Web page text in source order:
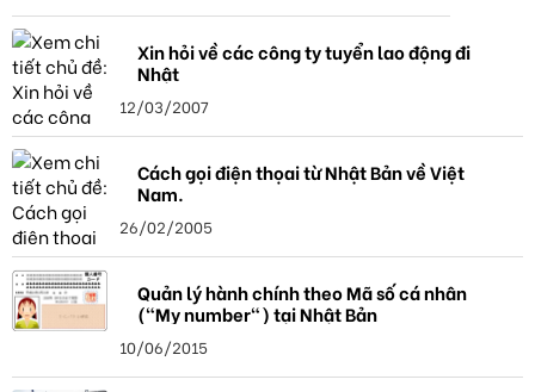
Xin hỏi về các công ty tuyển lao động đi
Nhật
12/03/2007
Cách gọi điện thọai từ Nhật Bản về Việt
Nam.
26/02/2005
Quản lý hành chính theo Mã số cá nhân
("My number") tại Nhật Bản
10/06/2015